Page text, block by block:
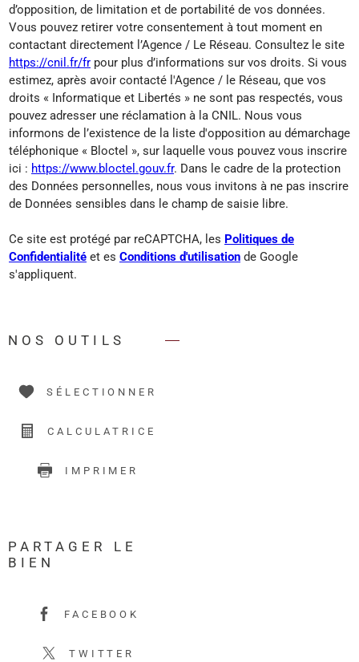
d’opposition, de limitation et de portabilité de vos données.
Vous pouvez retirer votre consentement à tout moment en
contactant directement l’Agence / Le Réseau. Consultez le site
https://cnil.fr/fr pour plus d’informations sur vos droits. Si vous
estimez, après avoir contacté l'Agence / le Réseau, que vos
droits « Informatique et Libertés » ne sont pas respectés, vous
pouvez adresser une réclamation à la CNIL. Nous vous
informons de l’existence de la liste d'opposition au démarchage
téléphonique « Bloctel », sur laquelle vous pouvez vous inscrire
ici : https://www.bloctel.gouv.fr. Dans le cadre de la protection
des Données personnelles, nous vous invitons à ne pas inscrire
de Données sensibles dans le champ de saisie libre.
Ce site est protégé par reCAPTCHA, les Politiques de
Confidentialité et es Conditions d'utilisation de Google
s'appliquent.
NOS OUTILS
SÉLECTIONNER
CALCULATRICE
IMPRIMER
PARTAGER LE
BIEN
FACEBOOK
TWITTER